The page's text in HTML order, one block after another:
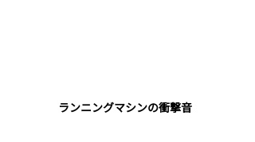
​ランニングマシンの衝撃音